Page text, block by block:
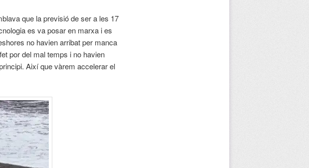
que la previsió de ser a les 17
es va posar en marxa i es
no havien arribat per manca
por del mal temps i no havien
Així que vàrem accelerar el